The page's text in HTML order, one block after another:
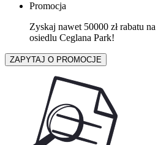
Promocja
Zyskaj nawet 50000 zł rabatu
osiedlu Ceglana Park!
ZAPYTAJ O PROMOCJE